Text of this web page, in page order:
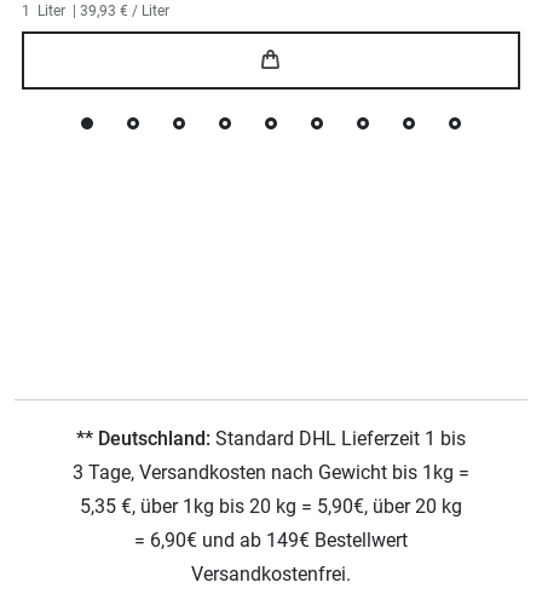
1 Liter | 39,93 € / Liter
** Deutschland: Standard DHL Lieferzeit 1 bis
3 Tage, Versandkosten nach Gewicht bis 1kg =
5,35 €, über 1kg bis 20 kg = 5,90€, über 20 kg
= 6,90€ und ab 149€ Bestellwert
Versandkostenfrei.